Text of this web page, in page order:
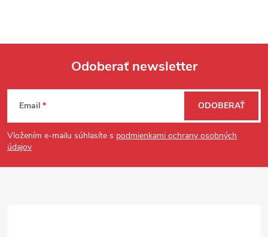
Zápätie
Odoberať newsletter
Email
Vložením e-mailu súhlasíte s podmienkami ochrany osobných
údajov
ODOBERAŤ